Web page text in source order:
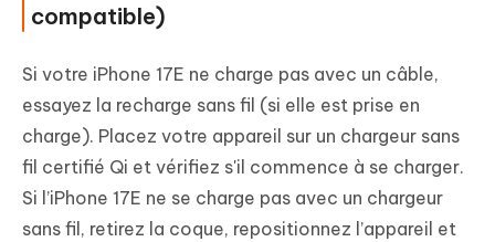
compatible)
Si votre iPhone 17E ne charge pas avec un câble,
essayez la recharge sans fil (si elle est prise en
charge). Placez votre appareil sur un chargeur sans
fil certifié Qi et vérifiez s'il commence à se charger.
Si l’iPhone 17E ne se charge pas avec un chargeur
sans fil, retirez la coque, repositionnez l’appareil et